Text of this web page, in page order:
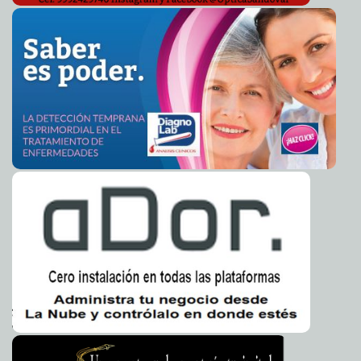
2016-06-15 12:00:50 Whatsapp permitirá traducir textos Jorge Armando León
Borges
2016-06-15 11:58:43 Café, fuera de la lista de cancerígenos
Eduardo Ignacio
Ramos Pérez
2016-06-15 11:55:42 Facebook lanza herramientas contra suicidios
Jorge
Armando León Borges
¿Cuál es el origen del Día del Padre? Claudia Sofía Gómez
Infante
2016-06-15 11:50:52 Tiburón ataca a niña de 5 años Jorge Armando León Borges
2016-06-15 11:47:05 Nuevo sondeo revela baja de popularidad de Trump
Jorge Armando León Borges
¿Qué hizo Omar Mateen antes de la masacre?
Armando León Borges
2016-06-15 11:42:13 Sismo de 5.3 grados sacude Chiapas Claudia Sofía Gómez
2016-06-15 11:29:32 Senado aprueba generalidad de Ley Anticorrupción
2016-06-15 11:27:44 Mancera se mantiene firme para 2016 Claudia Sofía Gómez
2016-06-15 11:22:05 Apple le hará mejoras a Siri Jorge Armando León Borges
2016-06-15 11:19:40 México sigue creciendo a pesar de volatilidad del dólar,
afirman Claudia Sofía Gómez Infante